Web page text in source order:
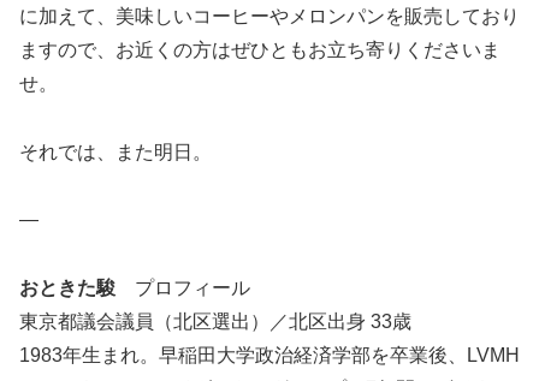
に加えて、美味しいコーヒーやメロンパンを販売しており
ますので、お近くの方はぜひともお立ち寄りくださいま
せ。
それでは、また明日。
―
おときた駿 プロフィール
東京都議会議員（北区選出）／北区出身 33歳
1983年生まれ。早稲田大学政治経済学部を卒業後、LVMH